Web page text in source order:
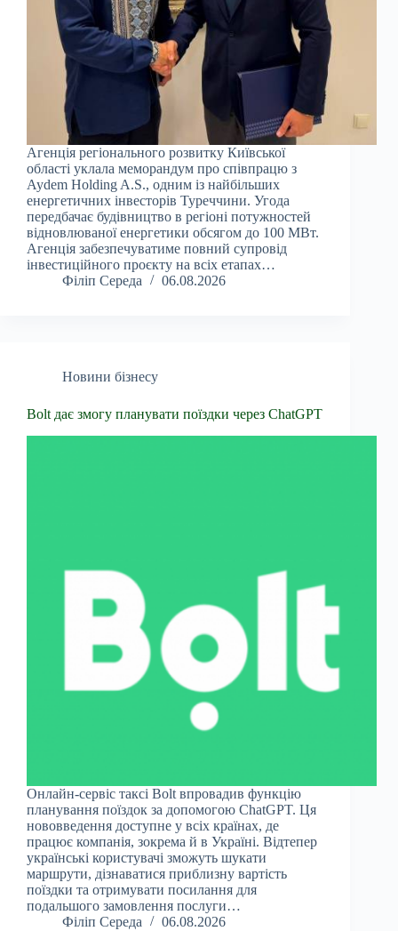
Агенція регіонального розвитку Київської
області уклала меморандум про співпрацю з
Aydem Holding A.S., одним із найбільших
енергетичних інвесторів Туреччини. Угода
передбачає будівництво в регіоні потужностей
відновлюваної енергетики обсягом до 100 МВт.
Агенція забезпечуватиме повний супровід
інвестиційного проєкту на всіх етапах…
Філіп Середа
06.08.2026
Новини бізнесу
Bolt дає змогу планувати поїздки через ChatGPT
Онлайн-сервіс таксі Bolt впровадив функцію
планування поїздок за допомогою ChatGPT. Ця
нововведення доступне у всіх країнах, де
працює компанія, зокрема й в Україні. Відтепер
українські користувачі зможуть шукати
маршрути, дізнаватися приблизну вартість
поїздки та отримувати посилання для
подальшого замовлення послуги…
Філіп Середа
06.08.2026